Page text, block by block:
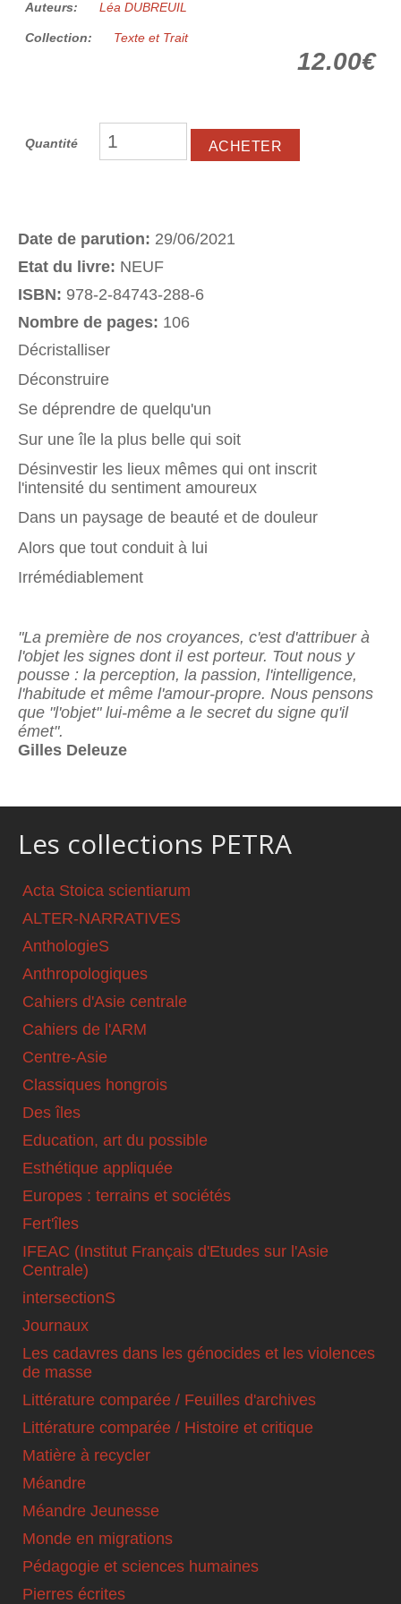
Auteurs: Léa DUBREUIL
Collection: Texte et Trait
12.00€
Quantité
Date de parution: 29/06/2021
Etat du livre: NEUF
ISBN: 978-2-84743-288-6
Nombre de pages: 106
Décristalliser
Déconstruire
Se déprendre de quelqu'un
Sur une île la plus belle qui soit
Désinvestir les lieux mêmes qui ont inscrit
l'intensité du sentiment amoureux
Dans un paysage de beauté et de douleur
Alors que tout conduit à lui
Irrémédiablement
"La première de nos croyances, c'est d'attribuer à
l'objet les signes dont il est porteur. Tout nous y
pousse : la perception, la passion, l'intelligence,
l'habitude et même l'amour-propre. Nous pensons
que "l'objet" lui-même a le secret du signe qu'il
émet".
Gilles Deleuze
Les collections PETRA
Acta Stoica scientiarum
ALTER-NARRATIVES
AnthologieS
Anthropologiques
Cahiers d'Asie centrale
Cahiers de l'ARM
Centre-Asie
Classiques hongrois
Des îles
Education, art du possible
Esthétique appliquée
Europes : terrains et sociétés
Fert'îles
IFEAC (Institut Français d'Etudes sur l'Asie
Centrale)
intersectionS
Journaux
Les cadavres dans les génocides et les violences
de masse
Littérature comparée / Feuilles d'archives
Littérature comparée / Histoire et critique
Matière à recycler
Méandre
Méandre Jeunesse
Monde en migrations
Pédagogie et sciences humaines
Pierres écrites